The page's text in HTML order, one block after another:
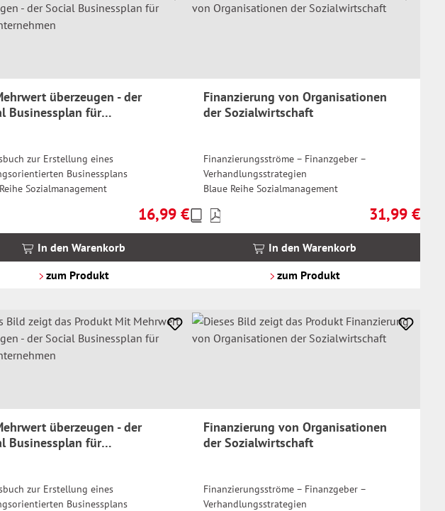
überzeugen - der
Businessplan für
zur Erstellung eines
Businessplans
Sozialmanagement
Regulärer Preis:
16,99 €
In den Warenkorb
zum Produkt
Finanzierung von Organisationen
der Sozialwirtschaft
Finanzierungsströme – Finanzgeber –
Verhandlungsstrategien
Blaue Reihe Sozialmanagement
Regulärer
31,99 €
Preise
inkl.
In den Warenkorb
zum Produkt
überzeugen - der
Businessplan für
zur Erstellung eines
Businessplans
Finanzierung von Organisationen
der Sozialwirtschaft
Finanzierungsströme – Finanzgeber –
Verhandlungsstrategien